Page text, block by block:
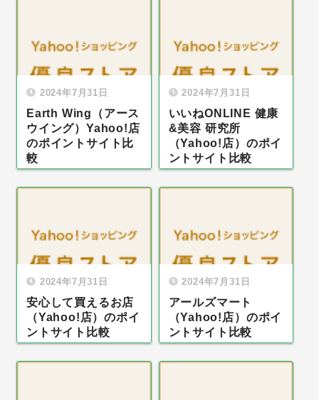
2024年7月31日
Earth Wing（アース
ウイング）Yahoo!店
のポイントサイト比
較
2024年7月31日
いいねONLINE 健康
&美容 研究所
（Yahoo!店）のポイ
ントサイト比較
2024年7月31日
安心して買えるお店
（Yahoo!店）のポイ
ントサイト比較
2024年7月31日
アールズマート
（Yahoo!店）のポイ
ントサイト比較